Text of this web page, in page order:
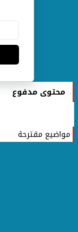
محتوى مدفوع
مواضيع مقترحة